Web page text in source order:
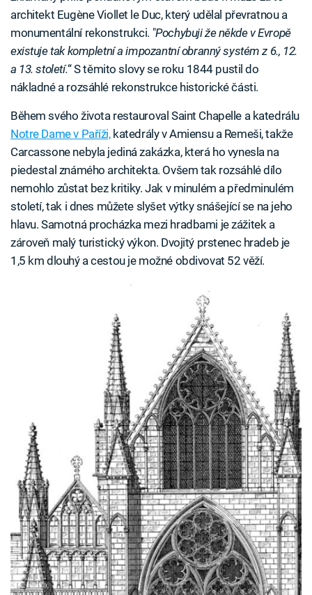
architekt Eugène Viollet le Duc, který udělal převratnou a
monumentální rekonstrukci. "Pochybuji že někde v Evropě
existuje tak kompletní a impozantní obranný systém z 6., 12.
a 13. století.“ S těmito slovy se roku 1844 pustil do
nákladné a rozsáhlé rekonstrukce historické části.
Během svého života restauroval Saint Chapelle a katedrálu
Notre Dame v Paříži,katedrály v Amiensu a Remeši, takže
Carcassone nebyla jediná zakázka, která ho vynesla na
piedestal známého architekta. Ovšem tak rozsáhlé dílo
nemohlo zůstat bez kritiky. Jak v minulém a předminulém
století, tak i dnes můžete slyšet výtky snášející se na jeho
hlavu. Samotná procházka mezi hradbami je zážitek a
zároveň malý turistický výkon. Dvojitý prstenec hradeb je
1,5 km dlouhý a cestou je možné obdivovat 52 věží.